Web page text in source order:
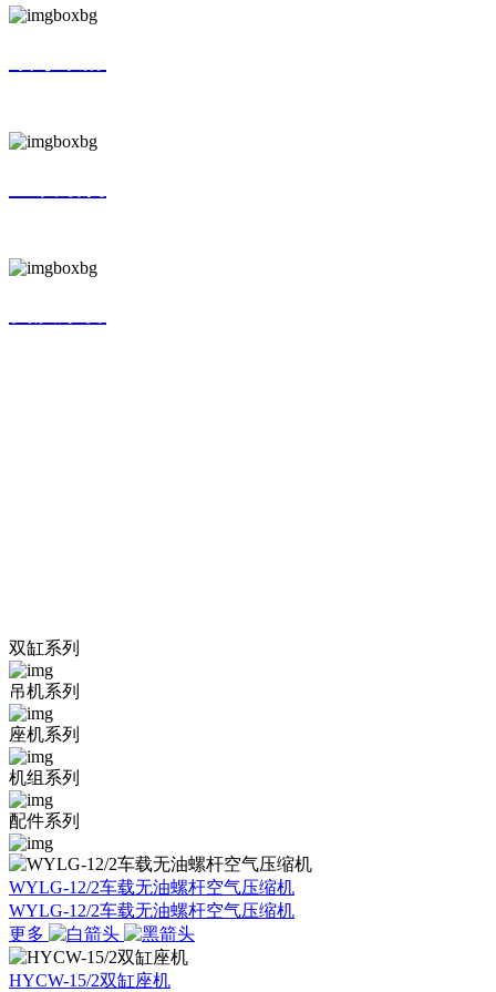
双缸系列
吊机系列
座机系列
机组系列
配件系列
WYLG-12/2车载无油螺杆空气压缩机
WYLG-12/2车载无油螺杆空气压缩机
更多
HYCW-15/2双缸座机